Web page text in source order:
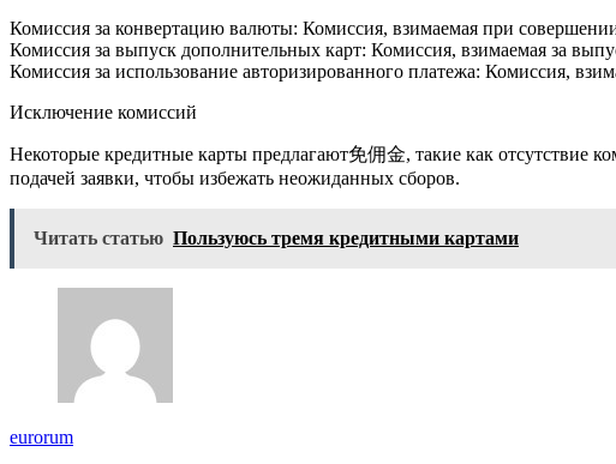
Комиссия за конвертацию валюты: Комиссия, взимаемая при
Комиссия за выпуск дополнительных карт: Комиссия, взимаемая за
Комиссия за использование авторизированного платежа: Комиссия,
Исключение комиссий
Некоторые кредитные карты предлагают免佣金, такие как отсутствие
подачей заявки, чтобы избежать неожиданных сборов.
Читать статью Пользуюсь тремя кредитными картами
eurorum